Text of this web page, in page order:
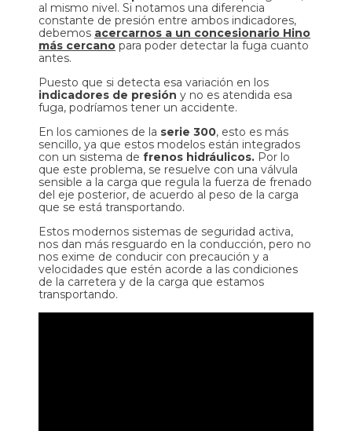
al mismo nivel. Si notamos una diferencia
constante de presión entre ambos indicadores,
debemos acercarnos a un concesionario Hino
más cercano para poder detectar la fuga cuanto
antes.
Puesto que si detecta esa variación en los
indicadores de presión y no es atendida esa
fuga, podríamos tener un accidente.
En los camiones de la serie 300, esto es más
sencillo, ya que estos modelos están integrados
con un sistema de frenos hidráulicos. Por lo
que este problema, se resuelve con una válvula
sensible a la carga que regula la fuerza de frenado
del eje posterior, de acuerdo al peso de la carga
que se está transportando.
Estos modernos sistemas de seguridad activa,
nos dan más resguardo en la conducción, pero no
nos exime de conducir con precaución y a
velocidades que estén acorde a las condiciones
de la carretera y de la carga que estamos
transportando.